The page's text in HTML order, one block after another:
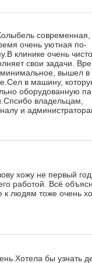
современная,
очень уютная по-
клинике очень
свои задачи.
вышел
в машину,
оборудованную
владельцам,
и
хожу не первый
работой. Всё
к людям тоже очень
бы узнать